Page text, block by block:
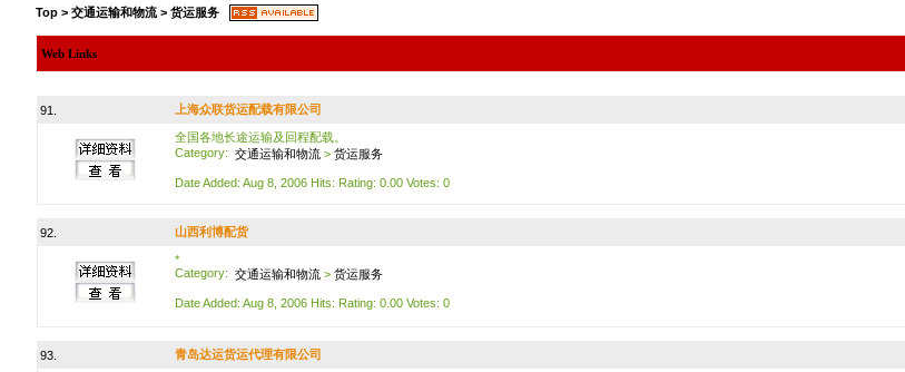
Top > 交通运输和物流> 货运服务
Web Links
91.
上海众联货运配载有限公司
全国各地长途运输及回程配载。
Category: 交通运输和物流 > 货运服务
Date Added: Aug 8, 2006 Hits: Rating: 0.00 Votes: 0
92. 山西利博配货
*
Category: 交通运输和物流 > 货运服务
Date Added: Aug 8, 2006 Hits: Rating: 0.00 Votes: 0
93. 青岛达运货运代理有限公司